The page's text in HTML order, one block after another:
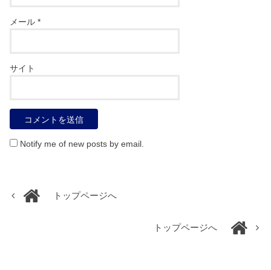
メール*
サイト
Notify me of new posts by email.
トップページへ
トップページへ